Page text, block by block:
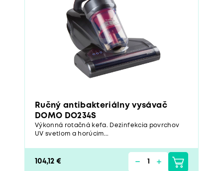
Ručný antibakteriálny vysávač
DOMO DO234S
Výkonná rotačná kefa. Dezinfekcia povrchov
UV svetlom a horúcim...
104,12 €